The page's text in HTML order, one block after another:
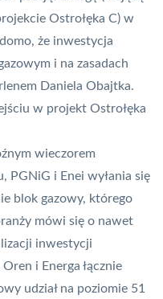
Ostrołęka C) w
że inwestycja
i na zasadach
Daniela Obajtka.
w projekt Ostrołęka
wieczorem
PGNiG i Enei wyłania się
blok gazowy, którego
mówi się o nawet
inwestycji
i Energa łącznie
udział na poziomie 51